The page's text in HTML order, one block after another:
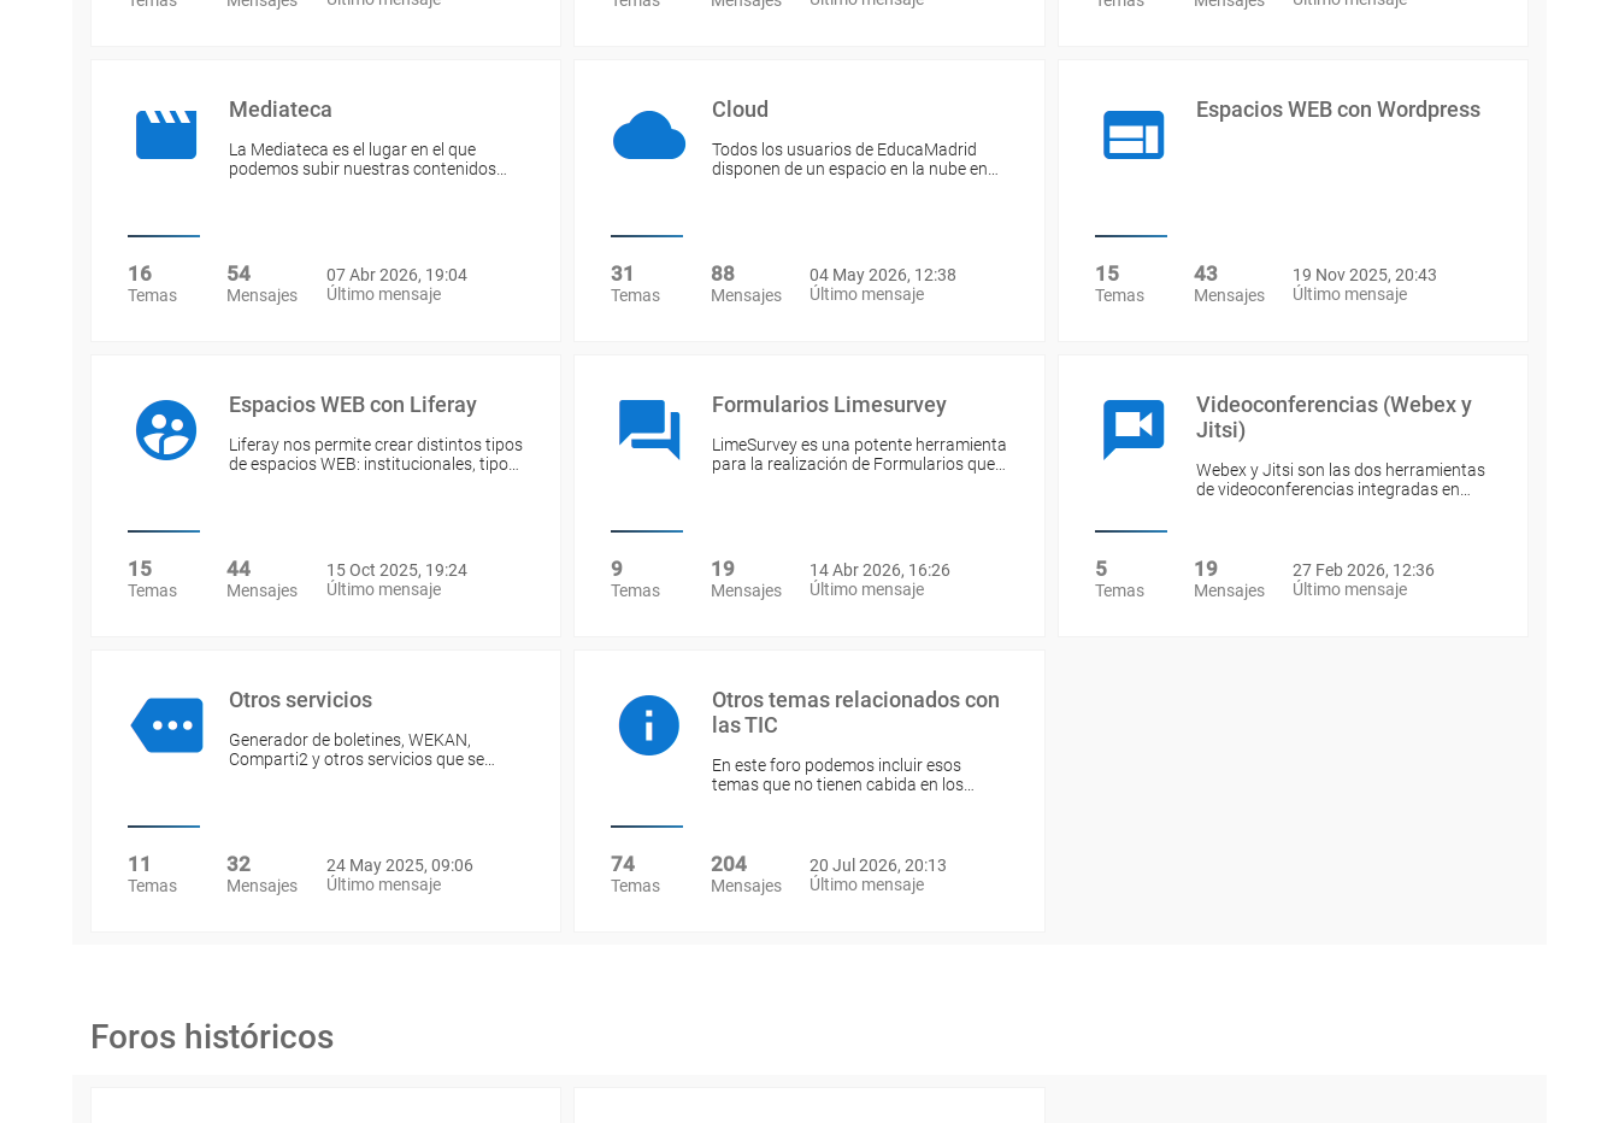
Mediateca
La Mediateca es el lugar en el que
podemos subir nuestras contenidos…
16
Temas
54
Mensajes
07 Abr 2026, 19:04
Último mensaje
Cloud
Todos los usuarios de EducaMadrid
disponen de un espacio en la nube en…
31
Temas
88
Mensajes
04 May 2026, 12:38
Último mensaje
Espacios WEB con Wordpress
15
Temas
43
Mensajes
19 Nov 2025, 20:43
Último mensaje
Espacios WEB con Liferay
Liferay nos permite crear distintos tipos
de espacios WEB: institucionales, tipo…
15
Temas
44
Mensajes
15 Oct 2025, 19:24
Último mensaje
Formularios Limesurvey
LimeSurvey es una potente herramienta
para la realización de Formularios que…
9
Temas
19
Mensajes
14 Abr 2026, 16:26
Último mensaje
Videoconferencias (Webex y
Jitsi)
Webex y Jitsi son las dos herramientas
de videoconferencias integradas en…
5
Temas
19
Mensajes
27 Feb 2026, 12:36
Último mensaje
Otros servicios
Generador de boletines, WEKAN,
Comparti2 y otros servicios que se…
11
Temas
32
Mensajes
24 May 2025, 09:06
Último mensaje
Otros temas relacionados con
las TIC
En este foro podemos incluir esos
temas que no tienen cabida en los…
74
Temas
204
Mensajes
20 Jul 2026, 20:13
Último mensaje
Foros históricos